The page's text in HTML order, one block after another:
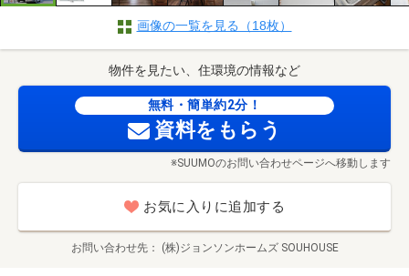
画像の一覧を見る（18枚）
物件を見たい、住環境の情報など
無料・簡単約2分！
資料をもらう
※SUUMOのお問い合わせページへ移動します
お気に入りに追加する
お問い合わせ先 (株)ジョンソンホームズ SOUHOUSE